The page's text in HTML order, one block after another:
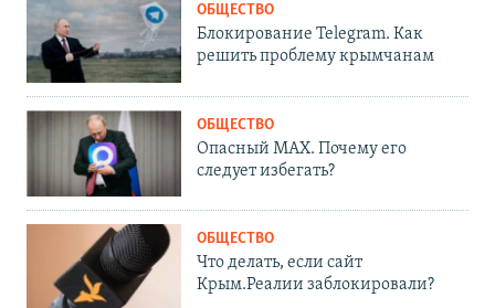
ОБЩЕСТВО
Блокирование Telegram. Как
решить проблему крымчанам
ОБЩЕСТВО
Опасный MAX. Почему его
следует избегать?
ОБЩЕСТВО
Что делать, если сайт
Крым.Реалии заблокировали?